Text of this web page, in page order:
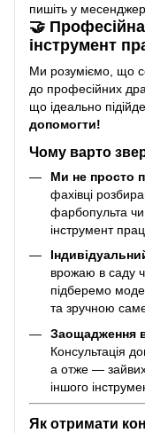
пишіть у
🤝
інструмент
Ми розуміємо, що
до професійних
що ідеально
допомогти!
Чому варто
Ми не просто
фахівці
фарбопульта
інструмент
врожаю в саду
підберемо
та зручною
Заощадження
Консультація
а отже —
іншого
Як отримати